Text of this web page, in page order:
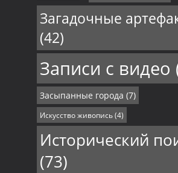
Загадочные
(42)
Записи с видео
Засыпанные города (7)
Искусство живопись(4)
Исторический
(73)